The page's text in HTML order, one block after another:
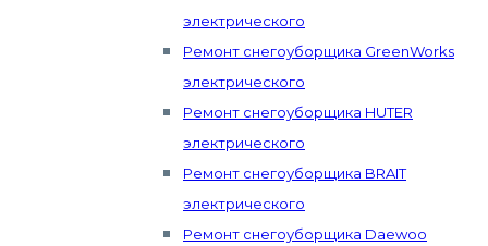
электрического
Ремонт снегоуборщика GreenWorks
электрического
Ремонт снегоуборщика HUTER
электрического
Ремонт снегоуборщика BRAIT
электрического
Ремонт снегоуборщика Daewoo